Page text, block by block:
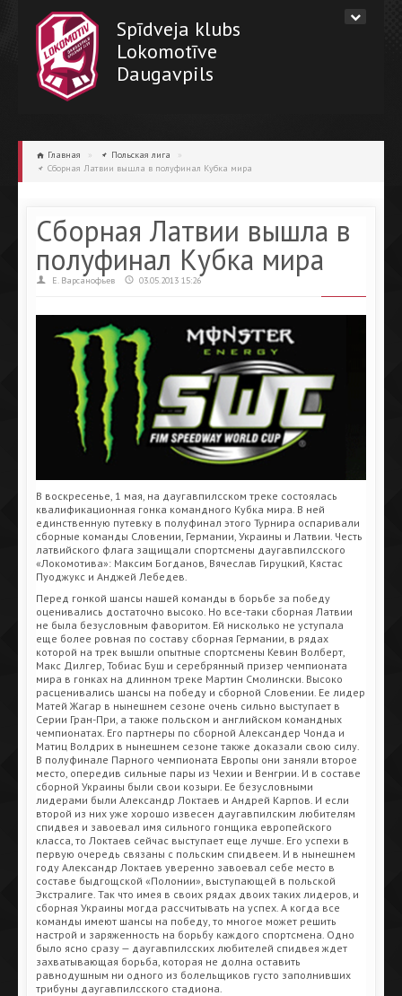
Spīdveja klubs
Lokomotīve
Daugavpils
Главная » Польская лига
»
Сборная Латвии вышла в полуфинал Кубка мира
Сборная Латвии вышла в
полуфинал Кубка мира
Е. Варсанофьев 03.05.2013 15:26
В воскресенье, 1 мая, на даугавпилсском треке состоялась
квалификационная гонка командного Кубка мира. В ней
единственную путевку в полуфинал этого Турнира оспаривали
сборные команды Словении, Германии, Украины и Латвии. Честь
латвийского флага защищали спортсмены даугавпилсского
«Локомотива»: Максим Богданов, Вячеслав Гируцкий, Кястас
Пуоджукс и Анджей Лебедев.
Перед гонкой шансы нашей команды в борьбе за победу
оценивались достаточно высоко. Но все-таки сборная Латвии
не была безусловным фаворитом. Ей нисколько не уступала
еще более ровная по составу сборная Германии, в рядах
которой на трек вышли опытные спортсмены Кевин Волберт,
Макс Дилгер, Тобиас Буш и серебрянный призер чемпионата
мира в гонках на длинном треке Мартин Смолински. Высоко
расценивались шансы на победу и сборной Словении. Ее лидер
Матей Жагар в нынешнем сезоне очень сильно выступает в
Серии Гран-При, а также польском и английском командных
чемпионатах. Его партнеры по сборной Александер Чонда и
Матиц Волдрих в нынешнем сезоне также доказали свою силу.
В полуфинале Парного чемпионата Европы они заняли второе
место, опередив сильные пары из Чехии и Венгрии. И в составе
сборной Украины были свои козыри. Ее безусловными
лидерами были Александр Локтаев и Андрей Карпов. И если
второй из них уже хорошо извесен даугавпилским любителям
спидвея и завоевал имя сильного гонщика европейского
класса, то Локтаев сейчас выступает еще лучше. Его успехи в
первую очередь связаны с польским спидвеем. И в нынешнем
году Александр Локтаев уверенно завоевал себе место в
составе быдгощской «Полонии», выступающей в польской
Экстралиге. Так что имея в своих рядах двоих таких лидеров, и
сборная Украины могда рассчитывать на успех. А когда все
команды имеют шансы на победу, то многое может решить
настрой и заряженность на борьбу каждого спортсмена. Одно
было ясно сразу — даугавпилсских любителей спидвея ждет
захватывающая борьба, которая не долна оставить
равнодушным ни одного из болельщиков густо заполнивших
трибуны даугавпилсского стадиона.